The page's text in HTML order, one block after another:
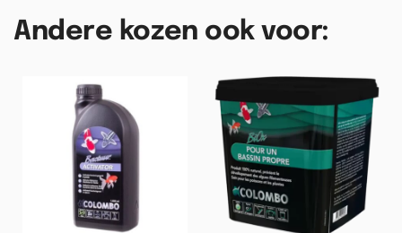
Andere kozen ook voor: